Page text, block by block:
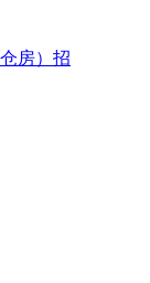
房）招